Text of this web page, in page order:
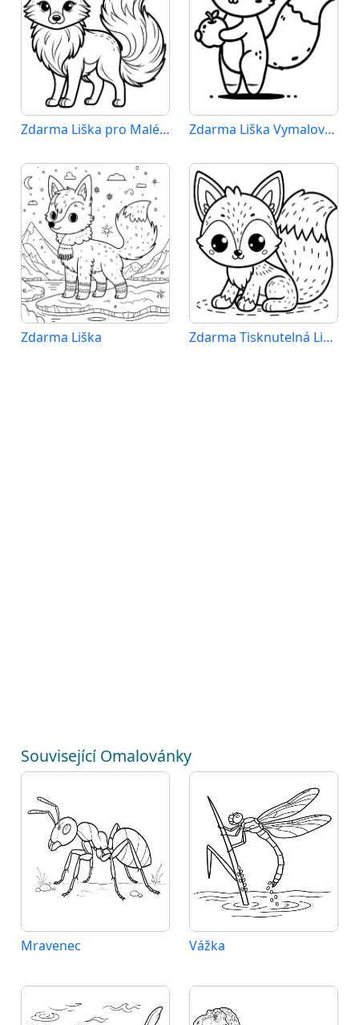
Zdarma Liška pro Malé Děti Zdarma Liška Vymalovatelné
Zdarma Liška Zdarma Tisknutelná Liška
Související Omalovánky
Mravenec Vážka